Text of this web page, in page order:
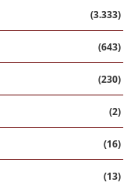
(3.333)
(643)
(230)
(2)
(16)
(13)